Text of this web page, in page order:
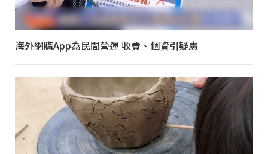
海外網購App為民間營運 收費、個資引疑慮